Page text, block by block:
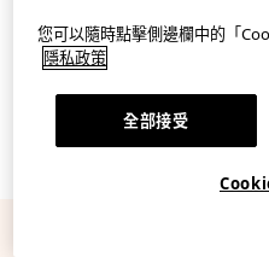
尋找新靈感，讓你的穿搭更時
您可以隨時點擊側邊欄中的「
隱私政策
全部接受